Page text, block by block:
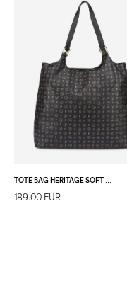
TOTE BAG HERITAGE SOFT RELIEF NERO/NERO
189.00 EUR